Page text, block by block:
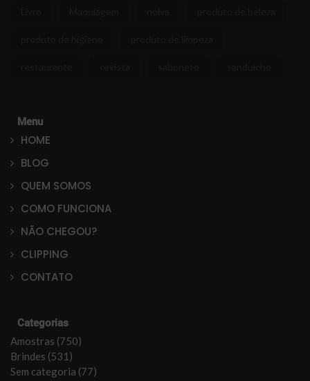
Menu
HOME
BLOG
QUEM SOMOS
COMO FUNCIONA
NÃO CHEGOU?
CLIPPING
CONTATO
Categorias
Amostras (750)
Brindes (531)
Sem categoria (77)